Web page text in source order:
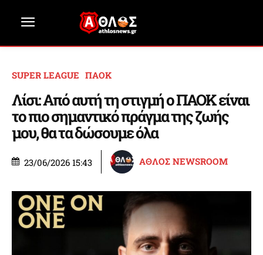
SUPER LEAGUE ΠΑΟΚ
Λίσι: Από αυτή τη στιγμή ο ΠΑΟΚ είναι
το πιο σημαντικό πράγμα της ζωής
μου, θα τα δώσουμε όλα
23/06/2026 15:43 ΑΘΛΟΣ NEWSROOM